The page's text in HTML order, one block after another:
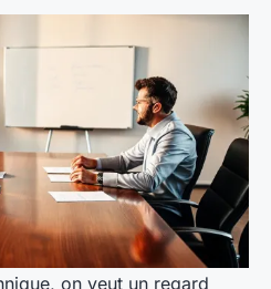
on veut un regard